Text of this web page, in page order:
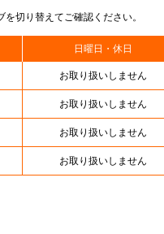
切り替えてご確認ください。
日曜日・休日
お取り扱いしません
お取り扱いしません
お取り扱いしません
お取り扱いしません